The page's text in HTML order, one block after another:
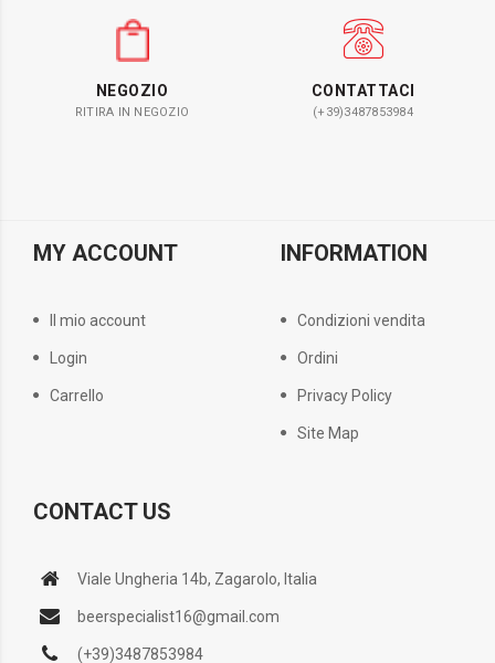
NEGOZIO
RITIRA IN NEGOZIO
CONTATTACI
(+39)3487853984
MY ACCOUNT
Il mio account
Login
Carrello
INFORMATION
Condizioni vendita
Ordini
Privacy Policy
Site Map
CONTACT US
Viale Ungheria 14b, Zagarolo, Italia
beerspecialist16@gmail.com
(+39)3487853984